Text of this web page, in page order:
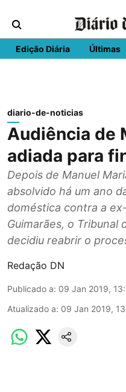
Edição Diária Últimas
diario-de-noticias
Audiência de
adiada para
Depois de Manuel
absolvido há um ano
doméstica contra a
Guimarães, o Tribunal
decidiu reabrir o
Redação DN
Publicado a: 09 Jan 2019,
Atualizado a: 09 Jan 2019,